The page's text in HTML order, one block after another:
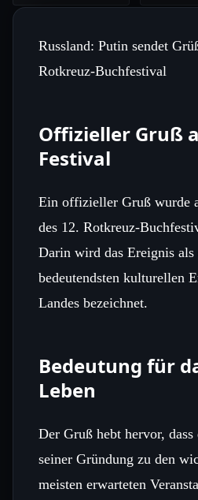
Russland: Putin sendet
Rotkreuz-Buchfestival
Offizieller Gruß
Festival
Ein offizieller Gruß wurde
des 12.
Darin wird das Ereignis als
bedeutendsten kulturellen
Landes bezeichnet.
Bedeutung für
Leben
Der Gruß hebt hervor, dass
seiner Gründung zu den
meisten erwarteten